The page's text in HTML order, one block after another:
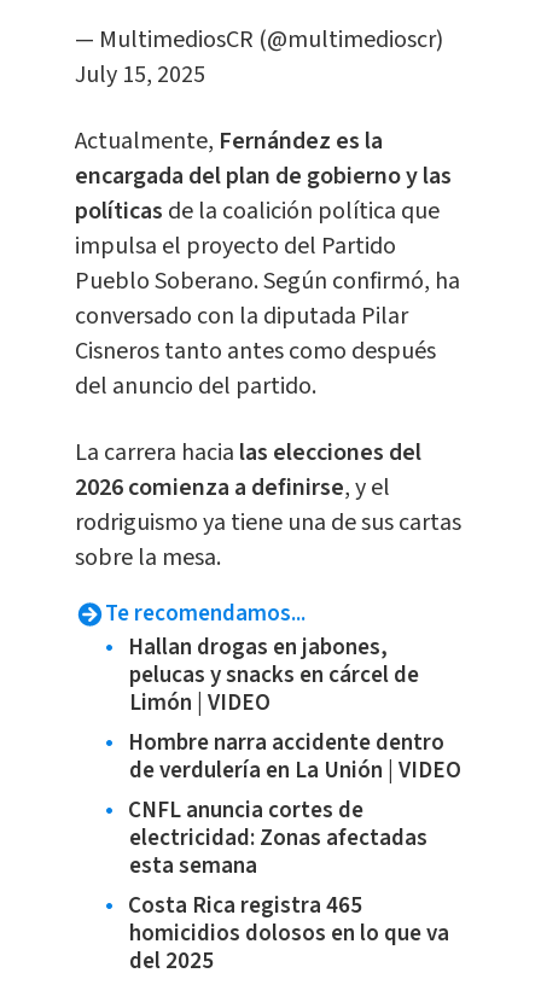
— MultimediosCR (@multimedioscr)
July 15, 2025
Actualmente, Fernández es la
encargada del plan de gobierno y las
políticas de la coalición política que
impulsa el proyecto del Partido
Pueblo Soberano. Según confirmó, ha
conversado con la diputada Pilar
Cisneros tanto antes como después
del anuncio del partido.
La carrera hacia las elecciones del
2026 comienza a definirse, y el
rodriguismo ya tiene una de sus cartas
sobre la mesa.
Te recomendamos...
Hallan drogas en jabones,
pelucas y snacks en cárcel de
Limón | VIDEO
Hombre narra accidente dentro
de verdulería en La Unión | VIDEO
CNFL anuncia cortes de
electricidad: Zonas afectadas
esta semana
Costa Rica registra 465
homicidios dolosos en lo que va
del 2025